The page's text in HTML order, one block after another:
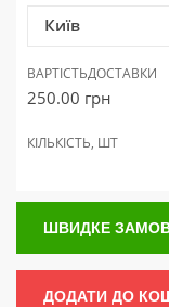
Київ
ВАРТІСТЬДОСТАВКИ
250.00 грн
КІЛЬКІСТЬ, ШТ
ШВИДКЕ
ДОДАТИ ДО